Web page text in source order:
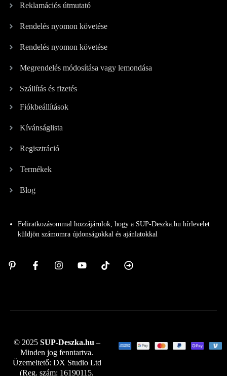
Reklamációs útmutató
Rendelés nyomon követése
Rendelés nyomon követése
Megrendelés módosítása vagy lemondása
Szállítás és fizetés
Fiókbeállítások
Kívánságlista
Regisztráció
Termékek
Blog
Feliratkozásommal hozzájárulok, hogy a SUP-Deszka.hu hírlevelet
küldjön számomra újdonságokkal és ajánlatokkal
© 2025 SUP-Deszka.hu –
Minden jog fenntartva.
Üzemeltető: DX Studio Ltd
(Reg. szám: 16190115,